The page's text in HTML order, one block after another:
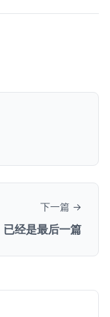
下一篇 →
已经是最后一篇